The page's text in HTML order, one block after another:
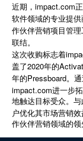
近期，impact.com
软件领域的专业提
作伙伴营销项目管
联结。
这次收购标志着
盖了2020年的
年的Pressboard。
impact.com进一步
地触达目标受众。
户优化其市场营销
作伙伴营销领域的领